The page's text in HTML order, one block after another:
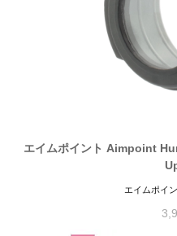
エイムポイント Aimpoint
エイムポイ